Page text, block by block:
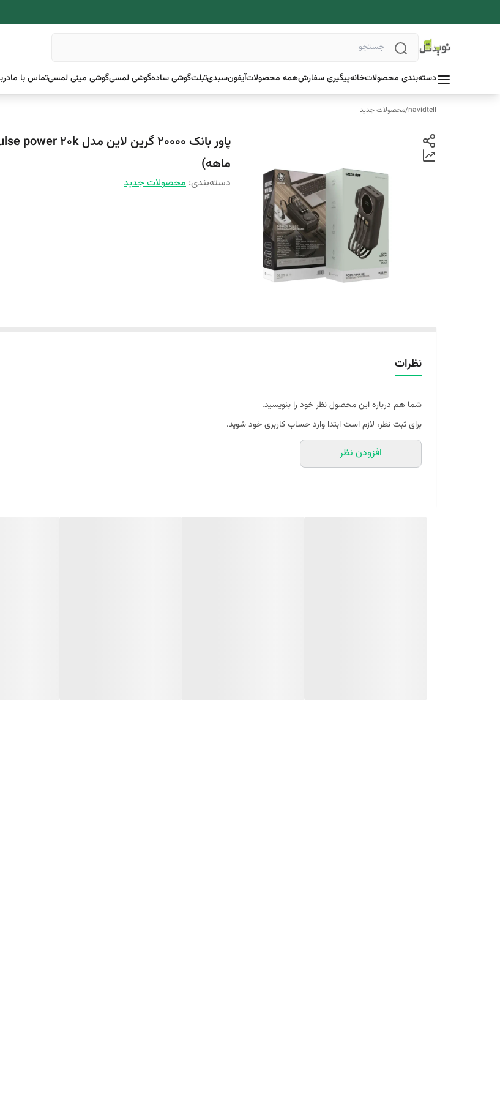
دسته‌بندی محصولاتخانهپیگیری سفارشهمه محصولاتآیفونسبدیتبلتگوشی سادهگوشی لمسیگوشی مینی لمسیتماس با ما
navidtell
/محصولات جدید
ماهه)
دسته‌بندی: محصولات جدید
نظرات
شما هم درباره این محصول نظر خود را بنویسید.
برای ثبت نظر، لازم است ابتدا وارد حساب کاربری خود شوید.
افزودن نظر